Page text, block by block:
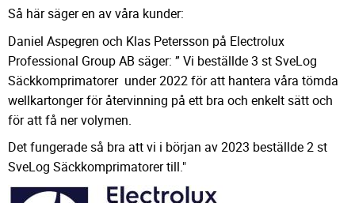
Så här säger en av våra kunder:
Daniel Aspegren och Klas Petersson på Electrolux
Professional Group AB säger: ” Vi beställde 3 st SveLog
Säckkomprimatorer under 2022 för att hantera våra tömda
wellkartonger för återvinning på ett bra och enkelt sätt och
för att få ner volymen.
Det fungerade så bra att vi i början av 2023 beställde 2 st
SveLog Säckkomprimatorer till."